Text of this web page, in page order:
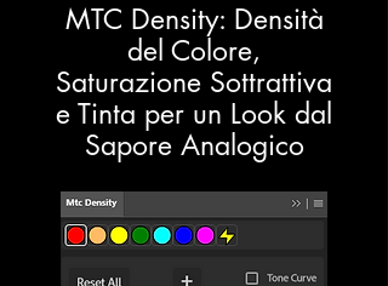
MTC Density: Densità
del Colore,
Saturazione Sottrattiva
e Tinta per un Look dal
Sapore Analogico